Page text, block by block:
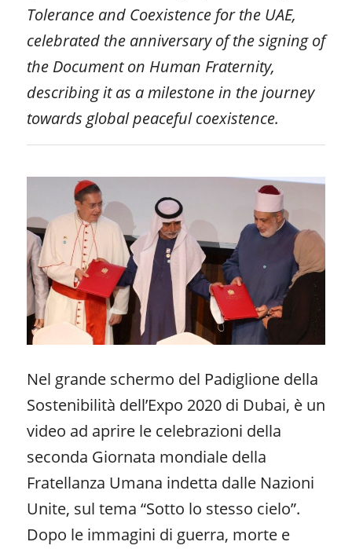
Tolerance and Coexistence for the UAE,
celebrated the anniversary of the signing of
the Document on Human Fraternity,
describing it as a milestone in the journey
towards global peaceful coexistence.
Nel grande schermo del Padiglione della
Sostenibilità dell’Expo 2020 di Dubai, è un
video ad aprire le celebrazioni della
seconda Giornata mondiale della
Fratellanza Umana indetta dalle Nazioni
Unite, sul tema “Sotto lo stesso cielo”.
Dopo le immagini di guerra, morte e